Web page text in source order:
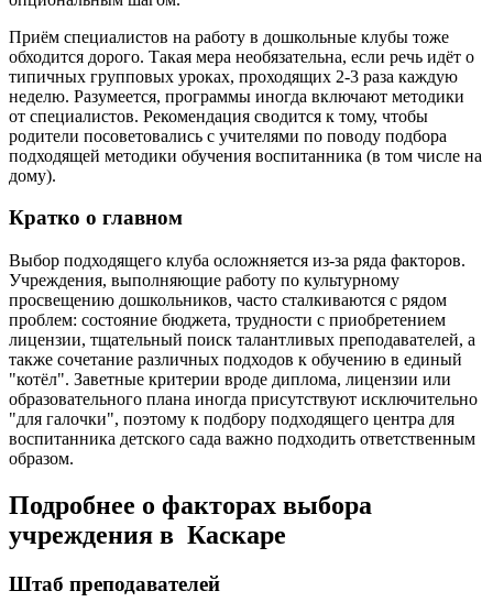
Приём специалистов на работу в дошкольные клубы тоже
обходится дорого. Такая мера необязательна, если речь идёт о
типичных групповых уроках, проходящих 2-3 раза каждую
неделю. Разумеется, программы иногда включают методики
от специалистов. Рекомендация сводится к тому, чтобы
родители посоветовались с учителями по поводу подбора
подходящей методики обучения воспитанника (в том числе на
дому).
Кратко о главном
Выбор подходящего клуба осложняется из-за ряда факторов.
Учреждения, выполняющие работу по культурному
просвещению дошкольников, часто сталкиваются с рядом
проблем: состояние бюджета, трудности с приобретением
лицензии, тщательный поиск талантливых преподавателей, а
также сочетание различных подходов к обучению в единый
"котёл". Заветные критерии вроде диплома, лицензии или
образовательного плана иногда присутствуют исключительно
"для галочки", поэтому к подбору подходящего центра для
воспитанника детского сада важно подходить ответственным
образом.
Подробнее о факторах выбора
учреждения в Каскаре
Штаб преподавателей